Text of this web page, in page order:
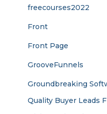
freecourses2022
Front
Front Page
GrooveFunnels
Groundbreaking
Quality Buyer Leads